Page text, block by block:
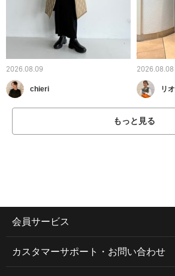
2026.08.09
chieri
2026.08.08
リオ
もっと見る
会員サービス
カスタマーサポート・お問い合わせ